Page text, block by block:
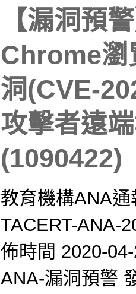
【漏洞預
Chrome瀏
洞(CVE-
攻擊者遠
(1090422)
教育機構ANA
TACERT-ANA-
佈時間 2020-
ANA-漏洞預警